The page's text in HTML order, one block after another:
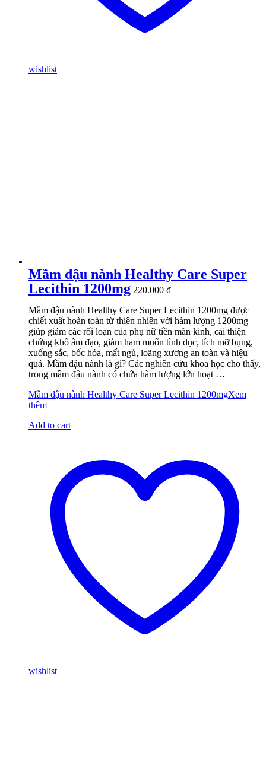
wishlist
Mầm đậu nành Healthy Care Super
Lecithin 1200mg 220.000 ₫
Mầm đậu nành Healthy Care Super Lecithin 1200mg được
chiết xuất hoàn toàn từ thiên nhiên với hàm lượng 1200mg
giúp giảm các rối loạn của phụ nữ tiền mãn kinh, cải thiện
chứng khô âm đạo, giảm ham muốn tình dục, tích mỡ bụng,
xuống sắc, bốc hỏa, mất ngủ, loãng xương an toàn và hiệu
quả. Mầm đậu nành là gì? Các nghiên cứu khoa học cho thấy,
trong mầm đậu nành có chứa hàm lượng lớn hoạt …
Mầm đậu nành Healthy Care Super Lecithin 1200mgXem
thêm
Add to cart
wishlist